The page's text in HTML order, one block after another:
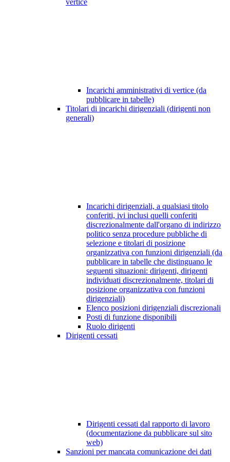
vertice
Incarichi amministrativi di vertice (da
pubblicare in tabelle)
Titolari di incarichi dirigenziali (dirigenti non
generali)
Incarichi dirigenziali, a qualsiasi titolo
conferiti, ivi inclusi quelli conferiti
discrezionalmente dall'organo di indirizzo
politico senza procedure pubbliche di
selezione e titolari di posizione
organizzativa con funzioni dirigenziali (da
pubblicare in tabelle che distinguano le
seguenti situazioni: dirigenti, dirigenti
individuati discrezionalmente, titolari di
posizione organizzativa con funzioni
dirigenziali)
Elenco posizioni dirigenziali discrezionali
Posti di funzione disponibili
Ruolo dirigenti
Dirigenti cessati
Dirigenti cessati dal rapporto di lavoro
(documentazione da pubblicare sul sito
web)
Sanzioni per mancata comunicazione dei dati